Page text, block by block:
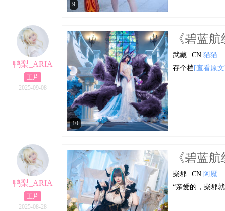
9
鸭梨_ARIA
正片
2025-09-08
10
《碧蓝
武藏 CN:猫猫
存个档 [查看原
鸭梨_ARIA
正片
2025-08-28
《碧蓝
柴郡 CN: 阿魇
“亲爱的，柴郡